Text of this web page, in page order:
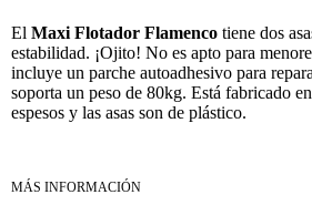
El Maxi Flotador Flamenco tiene dos
estabilidad. ¡Ojito! No es apto para
incluye un parche autoadhesivo para
soporta un peso de 80kg. Está fabricado
espesos y las asas son de plástico.